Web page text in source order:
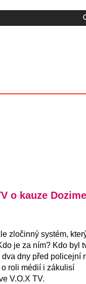
o kauze
zločinný systém,
je za ním? Kdo byl
dny před policejní
roli médií i zákulisí
V.O.X TV.